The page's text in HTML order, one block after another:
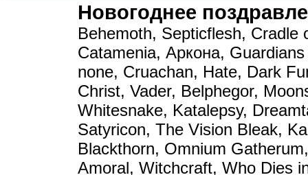
Новогоднее
Behemoth, Septicflesh, Cradle
Catamenia, Аркона,
none, Cruachan, Hate, Dark
Christ, Vader, Belphegor,
Whitesnake, Katalepsy,
Satyricon, The Vision Bleak,
Blackthorn, Omnium
Amoral, Witchcraft, Who Dies